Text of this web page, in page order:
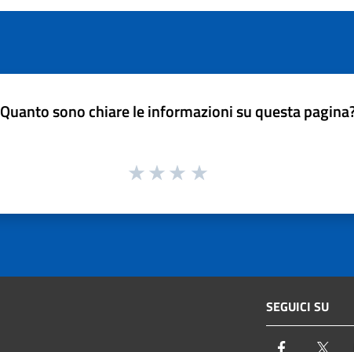
Quanto sono chiare le informazioni su questa
SEGUICI SU